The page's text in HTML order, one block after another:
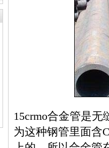
15crmo合金管是
为这种钢管里面含